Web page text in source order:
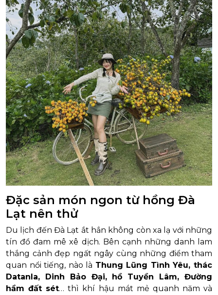
Đặc sản món ngon từ hồng Đà
Lạt nên thử
Du lịch đến Đà Lạt ắt hẳn không còn xa lạ với những
tín đồ đam mê xê dịch. Bên cạnh những danh lam
thắng cảnh đẹp ngất ngây cùng những điểm tham
quan nổi tiếng, nào là Thung Lũng Tình Yêu, thác
Datanla, Dinh Bảo Đại, hồ Tuyền Lâm, Đường
hầm đất sét… thì khí hậu mát mẻ quanh năm và